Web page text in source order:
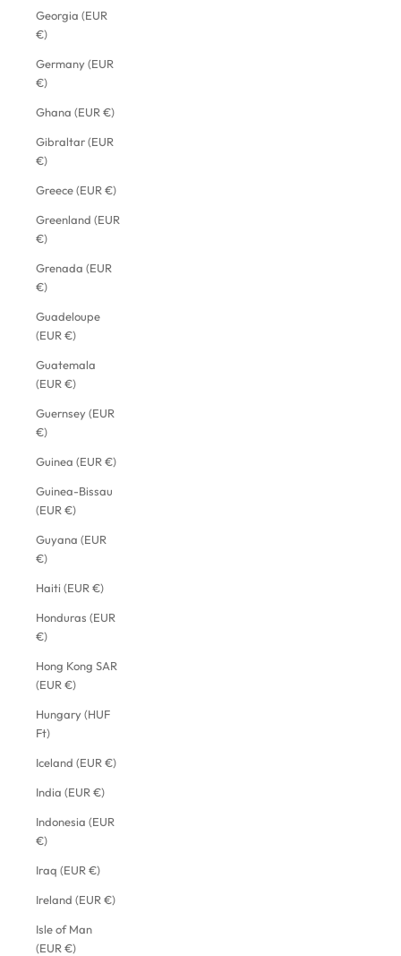
Georgia (EUR
€)
Germany (EUR
€)
Ghana (EUR €)
Gibraltar (EUR
€)
Greece (EUR €)
Greenland (EUR
€)
Grenada (EUR
€)
Guadeloupe
(EUR €)
Guatemala
(EUR €)
Guernsey (EUR
€)
Guinea (EUR €)
Guinea-Bissau
(EUR €)
Guyana (EUR
€)
Haiti (EUR €)
Honduras (EUR
€)
Hong Kong SAR
(EUR €)
Hungary (HUF
Ft)
Iceland (EUR €)
India (EUR €)
Indonesia (EUR
€)
Iraq (EUR €)
Ireland (EUR €)
Isle of Man
(EUR €)